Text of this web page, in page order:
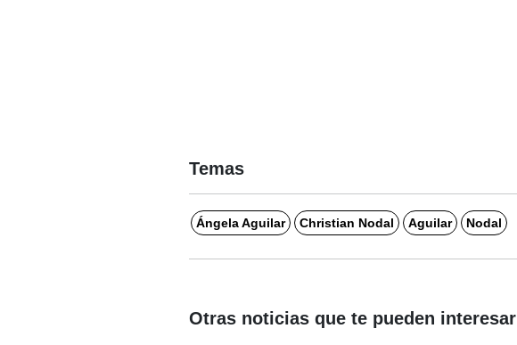
Temas
Ángela Aguilar Christian Nodal Aguilar Nodal
Otras noticias que te pueden interesar